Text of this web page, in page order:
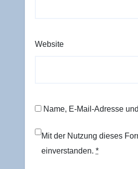
Website
Name, E-Mail-Adresse
Mit der Nutzung dieses
einverstanden. *